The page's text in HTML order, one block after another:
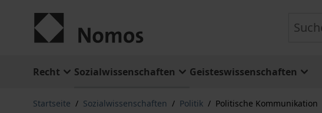
Recht Sozialwissenschaften Geisteswissenschaften
Startseite / Sozialwissenschaften / Politik / Politische Kommunikation